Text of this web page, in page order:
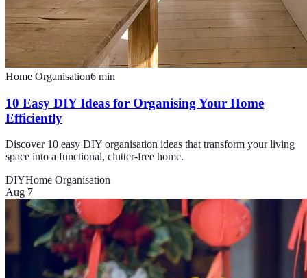
Home Organisation6 min
10 Easy DIY Ideas for Organising Your Home
Efficiently
Discover 10 easy DIY organisation ideas that transform your living
space into a functional, clutter-free home.
DIYHome Organisation
Aug 7